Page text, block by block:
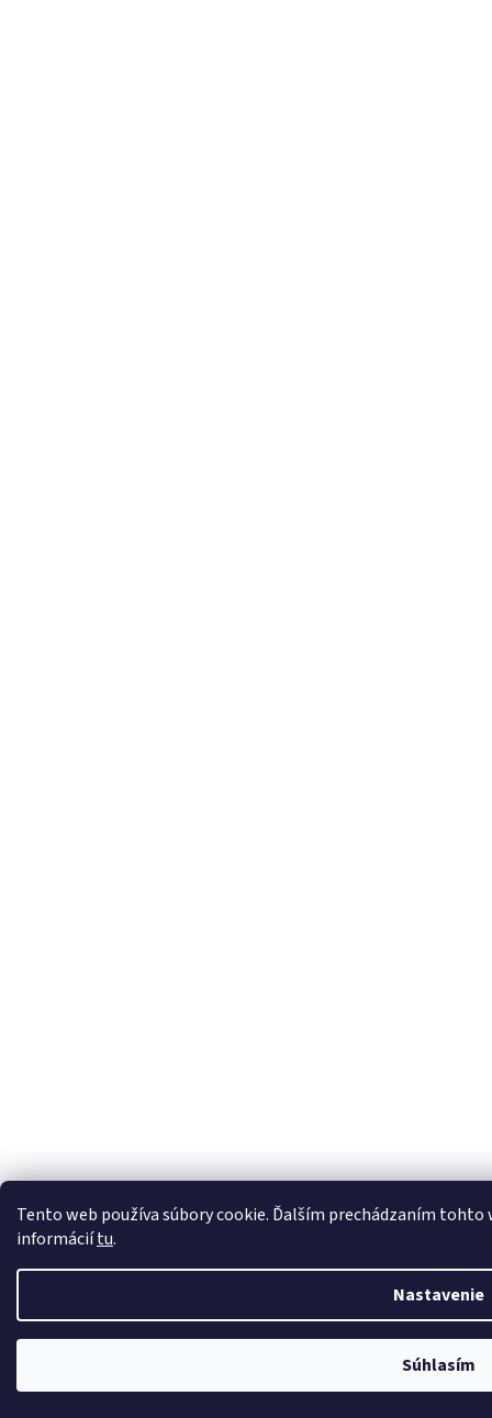
Tento web používa súbory cookie. Ďalším prechádzaním tohto
informáciítu.
Nastavenie
Súhlasím